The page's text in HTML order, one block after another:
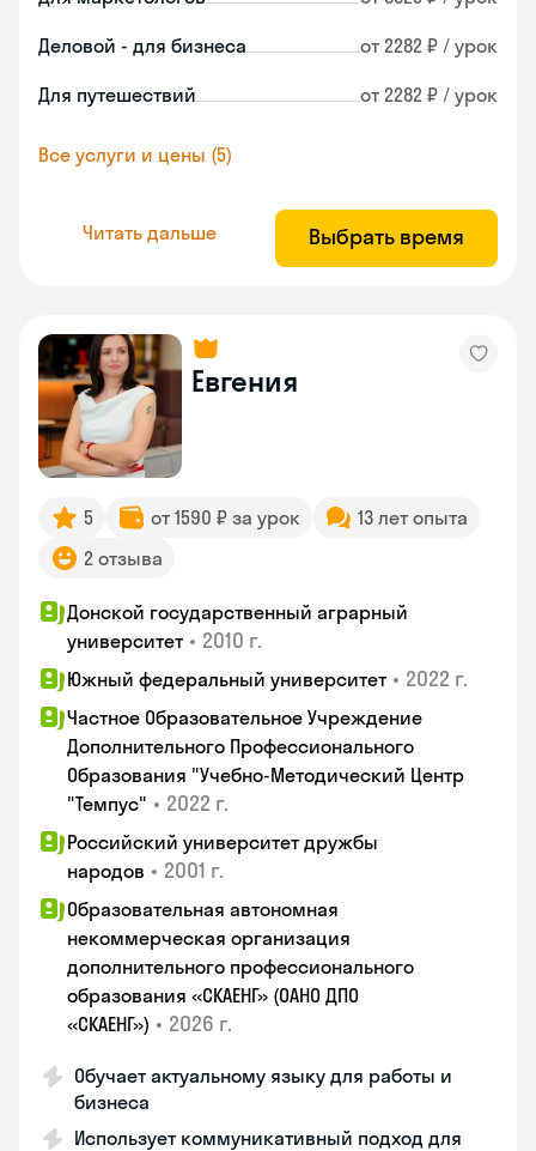
Деловой - для бизнеса от 2282 ₽ / урок
Для путешествий от 2282 ₽ / урок
Все услуги и цены (5)
Читать дальше Выбрать время
Евгения
5 от 1590 ₽ за урок
13 лет опыта
2 отзыва
Донской государственный аграрный
университет • 2010 г.
Южный федеральный университет • 2022 г.
Частное Образовательное Учреждение
Дополнительного Профессионального
Образования "Учебно-Методический Центр
"Темпус" • 2022 г.
Российский университет дружбы
народов • 2001 г.
Образовательная автономная
некоммерческая организация
дополнительного профессионального
образования «СКАЕНГ» (ОАНО ДПО
«СКАЕНГ») • 2026 г.
Обучает актуальному языку для работы и
бизнеса
Использует коммуникативный подход для